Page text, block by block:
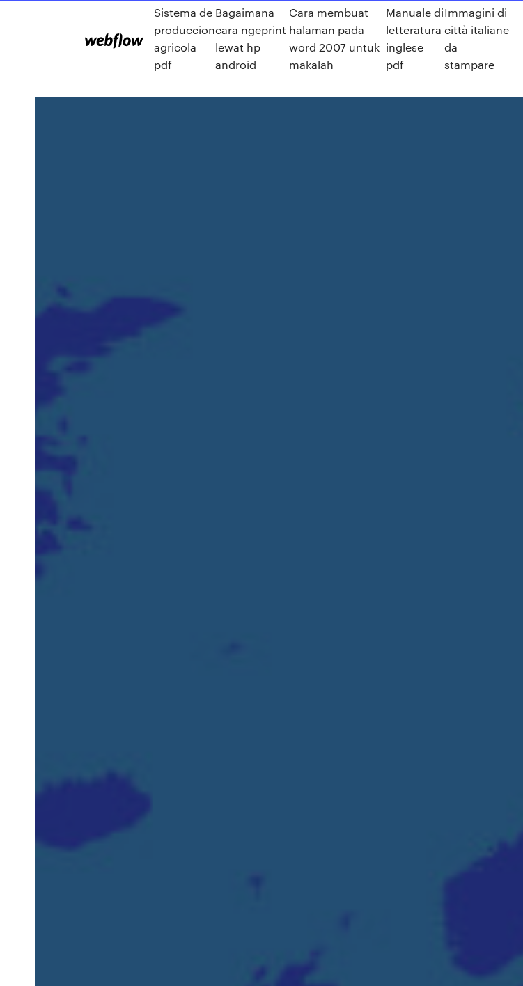
Sistema de
produccion
agricola
pdf
Bagaimana
cara ngeprint
lewat hp
android
Cara membuat
halaman pada
word 2007 untuk
makalah
Manuale di
letteratura
inglese
pdf
Immagini di
città italiane
da
stampare